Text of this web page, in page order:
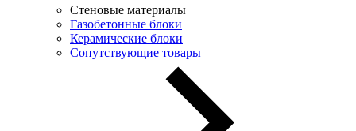
Стеновые материалы
Газобетонные блоки
Керамические блоки
Сопутствующие товары